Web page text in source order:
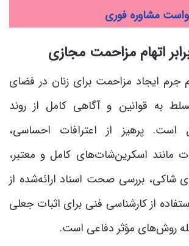
مشاوره فوری
اتهام مزاحمت مجازی
جرم ایجاد مزاحمت برای زنان در فضای
به قوانین و آگاهی کامل از روند
است. پرهیز از اعترافات احساسی،
مانند اسکرین‌شات‌های کامل و معتبر،
شاکی، بررسی صحت اسناد ارائه‌شده از
از کارشناسی فنی برای اثبات جعلی
روش‌های مؤثر دفاعی است.